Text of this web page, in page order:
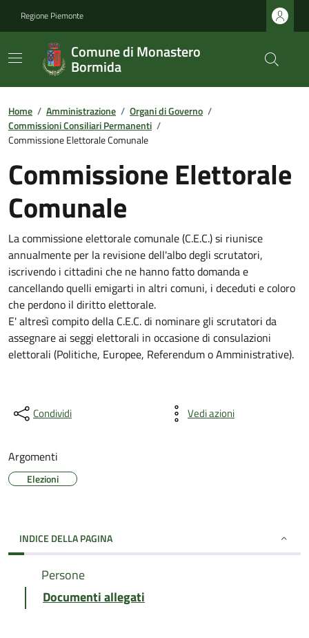
Regione Piemonte
Comune di Monastero
Bormida
Home / Amministrazione / Organi di Governo /
Commissioni Consiliari Permanenti /
Commissione Elettorale Comunale
Commissione Elettorale
Comunale
La commissione elettorale comunale (C.E.C.) si riunisce
annualmente per la revisione dell'albo degli scrutatori,
iscrivendo i cittadini che ne hanno fatto domanda e
cancellando quelli emigarti in altri comuni, i deceduti e coloro
che perdono il diritto elettorale.
E' altresì compito della C.E.C. di nominare gli scrutatori da
assegnare ai seggi elettorali in occasione di consulazioni
elettorali (Politiche, Europee, Referendum o Amministrative).
Condividi Vedi azioni
Argomenti
Elezioni
INDICE DELLA PAGINA
Persone
Documenti allegati